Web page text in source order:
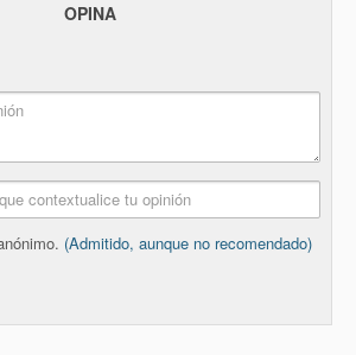
OPINA
(Admitido, aunque no recomendado)